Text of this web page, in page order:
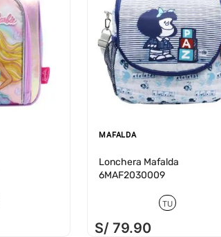
MAFALDA
Lonchera Mafalda
6MAF2030009
TU
S/ 79.90